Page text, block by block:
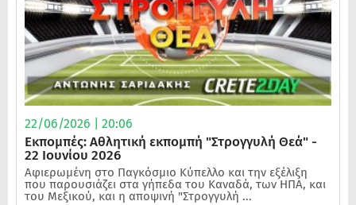
22/06/2026 | 20:06
Εκπομπές: Αθλητική εκπομπή "Στρογγυλή Θεά" -
22 Ιουνίου 2026
Αφιερωμένη στο Παγκόσμιο Κύπελλο και την εξέλιξη
που παρουσιάζει στα γήπεδα του Καναδά, των ΗΠΑ, και
του Μεξικού, και η αποψινή "Στρογγυλή ...